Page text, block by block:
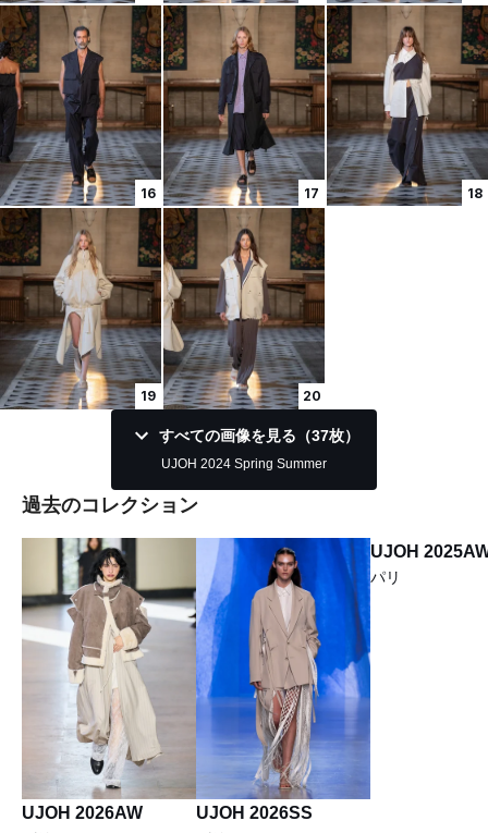
16 17 18
19 20
すべての画像を見る（37枚）
UJOH 2024 Spring Summer
過去のコレクション
UJOH 2026AW UJOH 2026SS
UJOH
パリ